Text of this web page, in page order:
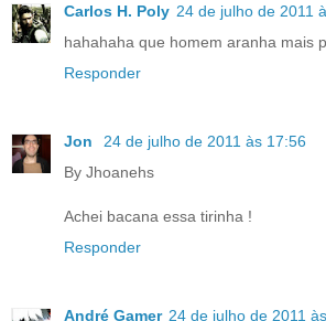
Carlos H. Poly 24 de julho de 2011
hahahaha que homem aranha mais
Responder
Jon
24 de julho de 2011 às 17:56
By Jhoanehs
Achei bacana essa tirinha !
Responder
André Gamer 24 de julho de 2011